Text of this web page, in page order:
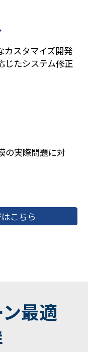
カスタマイズ開発
じたシステム修正
の実際問題に対
こちら
最適